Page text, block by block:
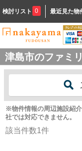
検討リスト 0 最近見た物
津島市のファミ
※物件情報の周辺施設紹
社では対応できません。
該当件数1件